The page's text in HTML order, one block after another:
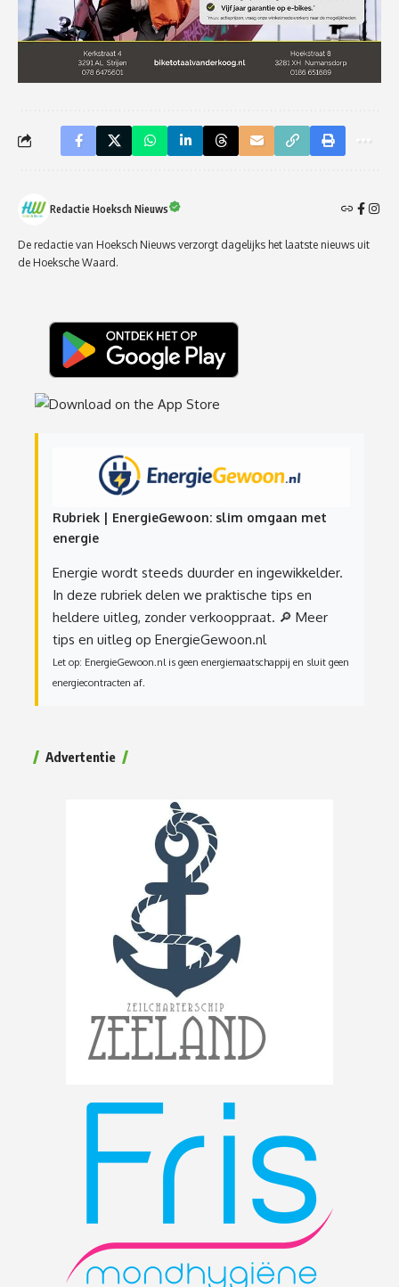
Redactie Hoeksch Nieuws
De redactie van Hoeksch Nieuws verzorgt dagelijks het laatste nieuws uit
de Hoeksche Waard.
Rubriek | EnergieGewoon: slim omgaan met
energie
Energie wordt steeds duurder en ingewikkelder.
In deze rubriek delen we praktische tips en
heldere uitleg, zonder verkooppraat. 🔎 Meer
tips en uitleg op EnergieGewoon.nl
Let op: EnergieGewoon.nl is geen energiemaatschappij en sluit geen
energiecontracten af.
Advertentie